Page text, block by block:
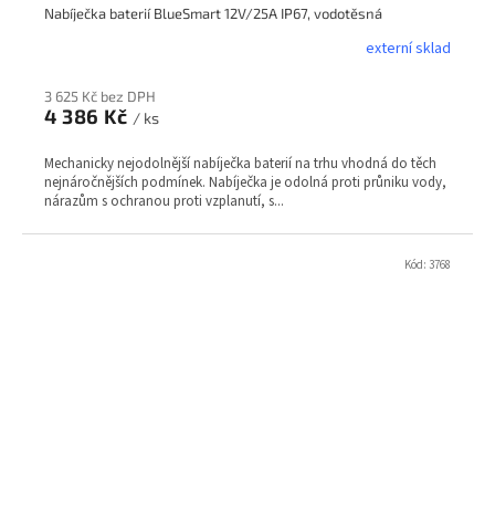
Nabíječka baterií BlueSmart 12V/25A IP67, vodotěsná
externí sklad
3 625 Kč bez DPH
4 386 Kč / ks
Mechanicky nejodolnější nabíječka baterií na trhu vhodná do těch
nejnáročnějších podmínek. Nabíječka je odolná proti průniku vody,
nárazům s ochranou proti vzplanutí, s...
Kód: 3768